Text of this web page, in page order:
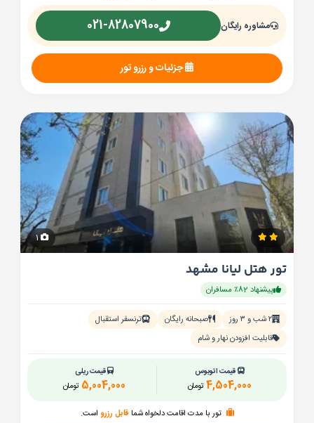
مشاوره رایگان 021-82807900
جزئیات و رزرو تور
1
تور هتل لیانا مشهد
پیشنهاد 82٪ مسافران
۲ شب و ۳ روز صبحانه رایگان
ترنسفر استقبال
قابلیت افزودن نهار و شام
قیمت اتوبوس
تومان 4,504,000
قیمت ریلی
تومان 5,004,000
تور با مدت اقامت دلخواه شما قابل رزرو است.